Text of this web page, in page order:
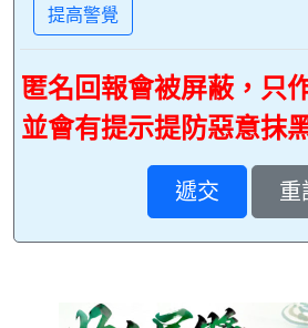
提高警覺
匿名回報會被屏蔽，只
並會有提示提防惡意抹